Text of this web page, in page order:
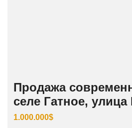
Продажа
селе Гатное, улица
1.000.000$